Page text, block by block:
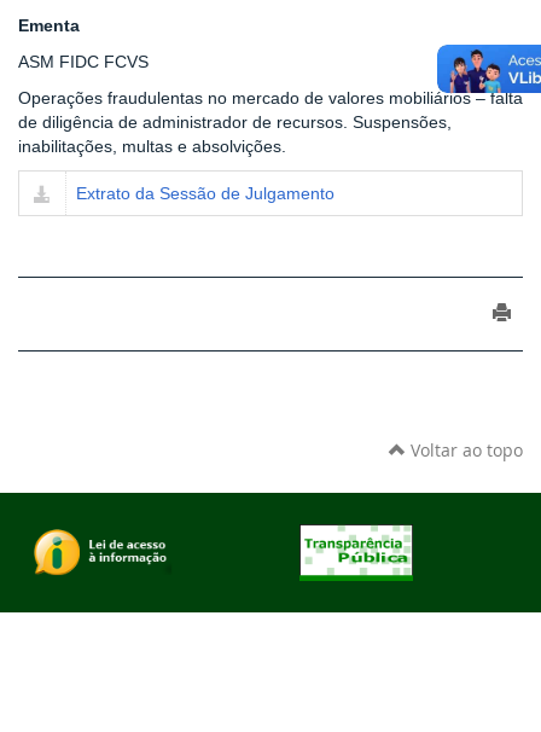
Ementa
ASM FIDC FCVS
Operações fraudulentas no mercado de valores mobiliários – falta
de diligência de administrador de recursos. Suspensões,
inabilitações, multas e absolvições.
Extrato da Sessão de Julgamento
Voltar ao topo